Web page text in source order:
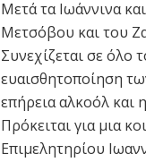
Μετά τα Ιωάννινα
Μετσόβου και του
Συνεχίζεται σε όλο
ευαισθητοποίηση
επήρεια αλκοόλ και
Πρόκειται για μια
Επιμελητηρίου